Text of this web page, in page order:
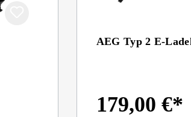
AEG Typ 2 E-
179,00 €*